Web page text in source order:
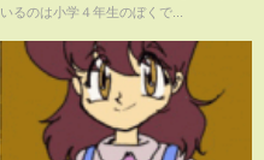
いるのは小学４年生のぼくで...